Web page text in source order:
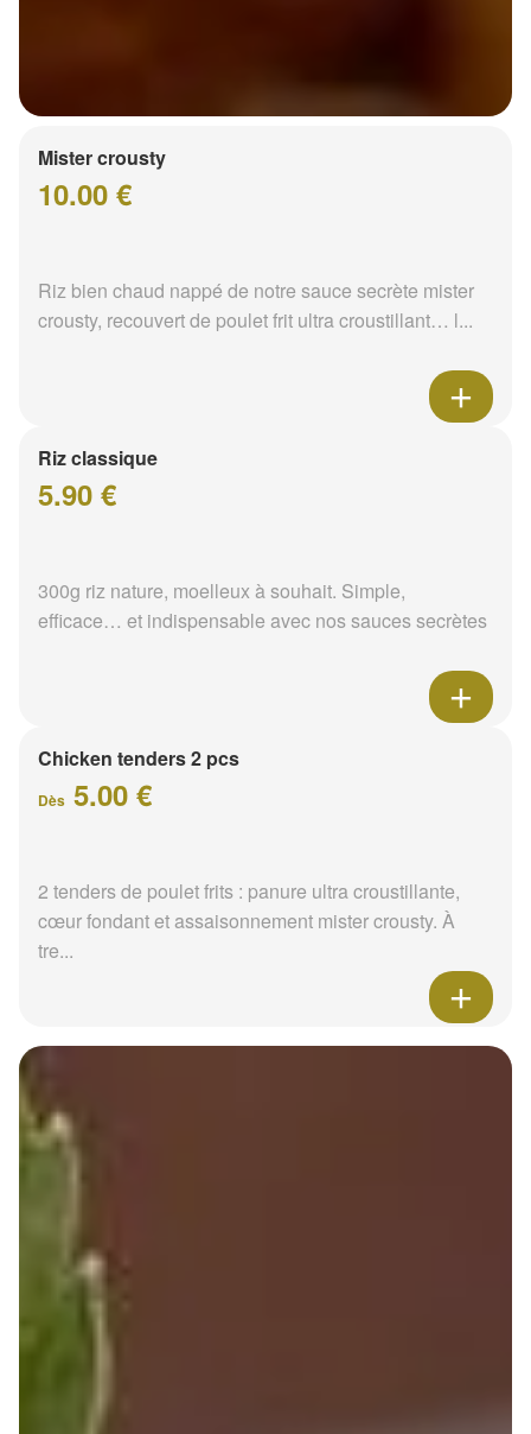
Mister crousty
10.00 €
Riz bien chaud nappé de notre sauce secrète mister
crousty, recouvert de poulet frit ultra croustillant… l...
Riz classique
5.90 €
300g riz nature, moelleux à souhait. Simple,
efficace… et indispensable avec nos sauces secrètes
Chicken tenders 2 pcs
Dès 5.00 €
2 tenders de poulet frits : panure ultra croustillante,
cœur fondant et assaisonnement mister crousty. À
tre...